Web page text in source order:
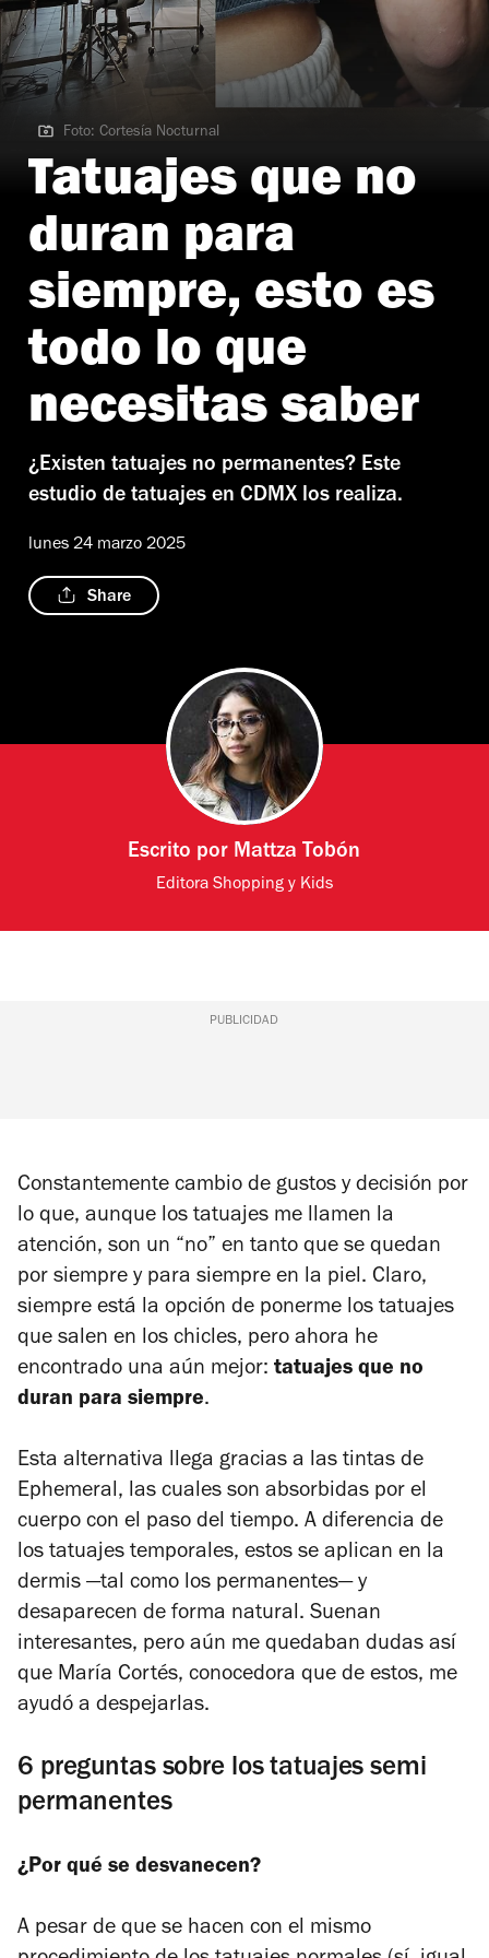
Foto: Cortesía Nocturnal
Foto: Cortesía Nocturnal
Tatuajes que no
duran para
siempre, esto es
todo lo que
necesitas saber
¿Existen tatuajes no permanentes? Este
estudio de tatuajes en CDMX los realiza.
lunes 24 marzo 2025
Share
Escrito por Mattza Tobón
Editora Shopping y Kids
PUBLICIDAD
Constantemente cambio de gustos y decisión por
lo que, aunque los tatuajes me llamen la
atención, son un “no” en tanto que se quedan
por siempre y para siempre en la piel. Claro,
siempre está la opción de ponerme los tatuajes
que salen en los chicles, pero ahora he
encontrado una aún mejor: tatuajes que no
duran para siempre.
Esta alternativa llega gracias a las tintas de
Ephemeral, las cuales son absorbidas por el
cuerpo con el paso del tiempo. A diferencia de
los tatuajes temporales, estos se aplican en la
dermis —tal como los permanentes— y
desaparecen de forma natural. Suenan
interesantes, pero aún me quedaban dudas así
que María Cortés, conocedora que de estos, me
ayudó a despejarlas.
6 preguntas sobre los tatuajes semi
permanentes
¿Por qué se desvanecen?
A pesar de que se hacen con el mismo